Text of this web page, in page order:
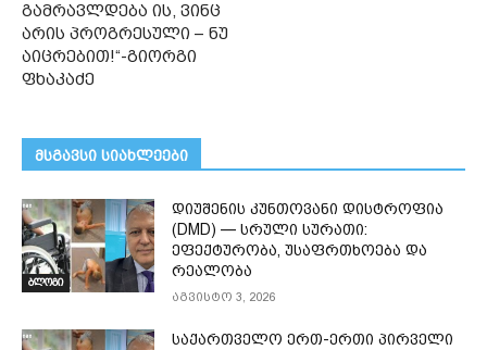
გამრავლდება ის, ვინც
არის პროგრესული – ნუ
აიცრებით!“-გიორგი
ფხაკაძე
მსგავსი სიახლეები
ბლოგი
დიუშენის კუნთოვანი დისტროფია
(DMD) — სრული სურათი:
ეფექტურობა, უსაფრთხოება და
რეალობა
აგვისტო 3, 2026
საქართველო ერთ-ერთი პირველი